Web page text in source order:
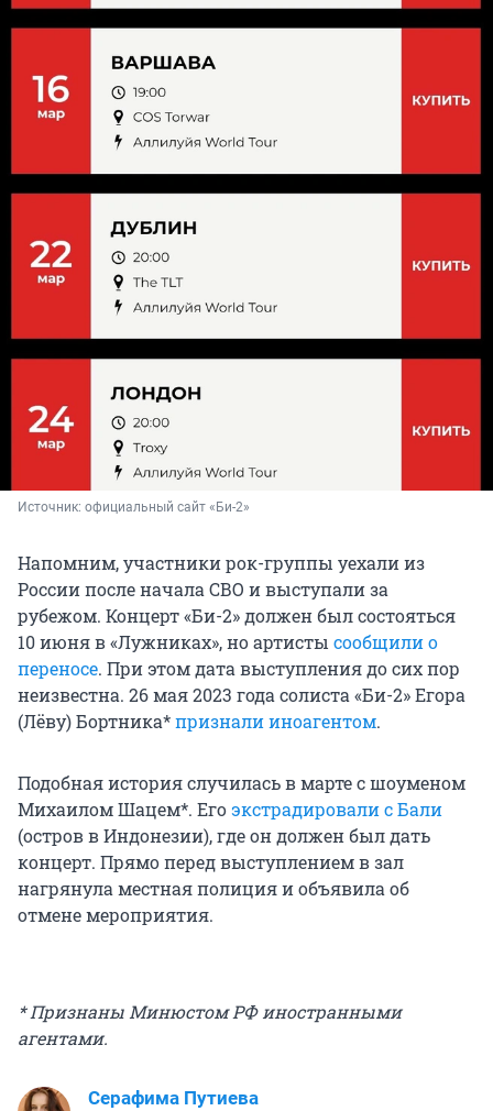
Источник: официальный сайт «Би-2»
Напомним, участники рок-группы уехали из
России после начала СВО и выступали за
рубежом. Концерт «Би-2» должен был состояться
10 июня в «Лужниках», но артисты сообщили о
переносе. При этом дата выступления до сих пор
неизвестна. 26 мая 2023 года солиста «Би-2» Егора
(Лёву) Бортника*признали иноагентом.
Подобная история случилась в марте с шоуменом
Михаилом Шацем*. Егоэкстрадировали с Бали
(остров в Индонезии), где он должен был дать
концерт. Прямо перед выступлением в зал
нагрянула местная полиция и объявила об
отмене мероприятия.
* Признаны Минюстом РФ иностранными
агентами.
Серафима Путиева